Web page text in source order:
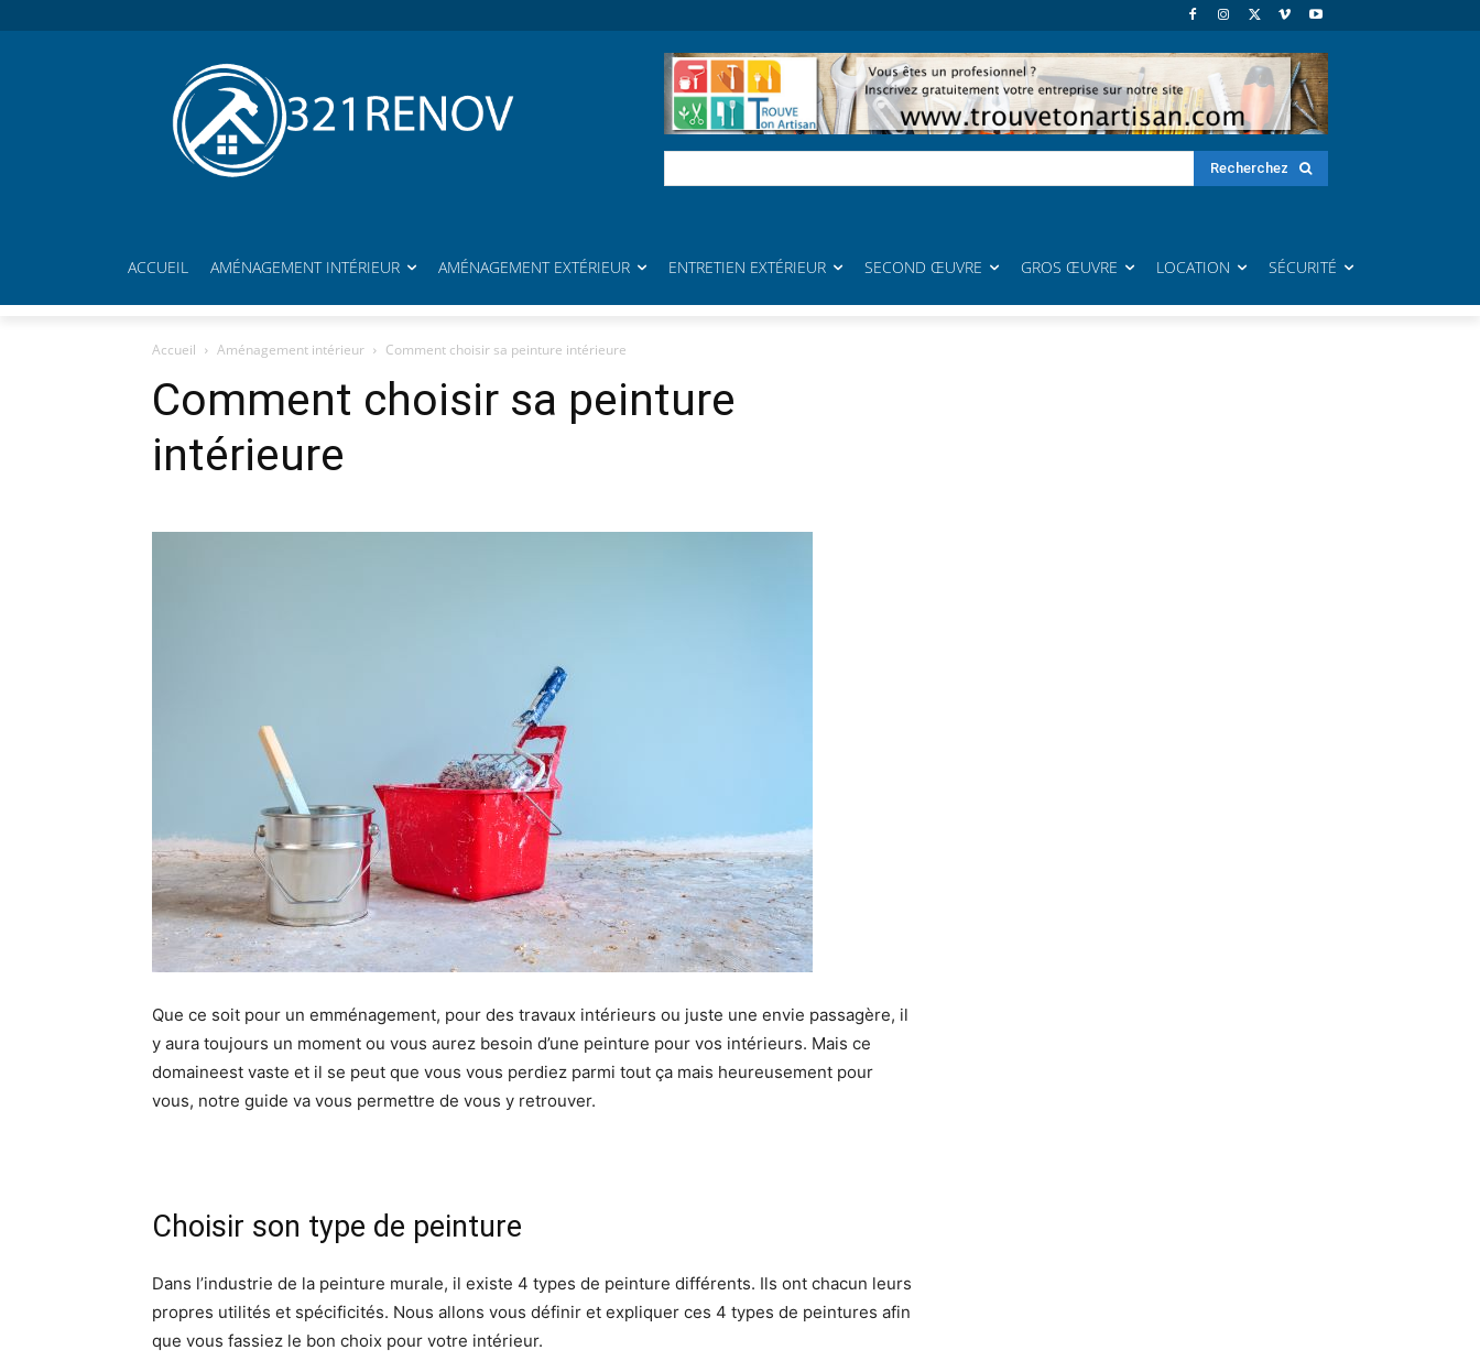
Recherchez
ACCUEIL AMÉNAGEMENT INTÉRIEUR AMÉNAGEMENT EXTÉRIEUR ENTRETIEN EXTÉRIEUR SECOND ŒUVRE GROS ŒUVRE LOCATION SÉCURITÉ
Accueil Aménagement intérieur Comment choisir sa peinture intérieure
Comment choisir sa peinture
intérieure
Que ce soit pour un emménagement, pour des travaux intérieurs ou juste une envie passagère, il
y aura toujours un moment ou vous aurez besoin d’une peinture pour vos intérieurs. Mais ce
domaineest vaste et il se peut que vous vous perdiez parmi tout ça mais heureusement pour
vous, notre guide va vous permettre de vous y retrouver.
Choisir son type de peinture
Dans l’industrie de la peinture murale, il existe 4 types de peinture différents. Ils ont chacun leurs
propres utilités et spécificités. Nous allons vous définir et expliquer ces 4 types de peintures afin
que vous fassiez le bon choix pour votre intérieur.